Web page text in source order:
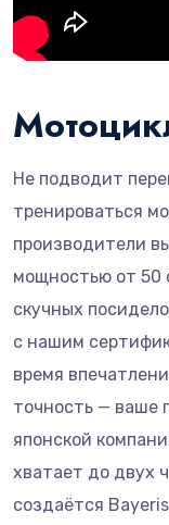
Не подводит
тренироваться
производители
мощностью от 50
скучных
с нашим
время
точность — ваше
японской
хватает до двух
создаётся